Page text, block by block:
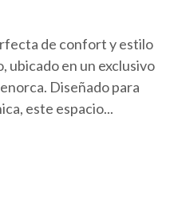
de confort y estilo
ubicado en un exclusivo
Diseñado para
este espacio...